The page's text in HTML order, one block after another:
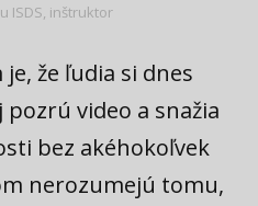
ISDS, inštruktor
že ľudia si dnes
video a snažia
bez akéhokoľvek
nerozumejú tomu,